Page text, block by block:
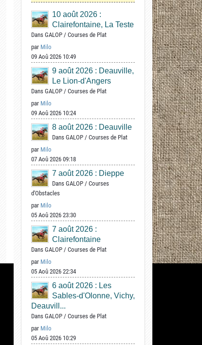
10 août 2026 :
Clairefontaine, La Teste
Dans GALOP / Courses de Plat
par Milo
09 Aoû 2026 10:49
9 août 2026 : Deauville,
Le Lion-d'Angers
Dans GALOP / Courses de Plat
par Milo
09 Aoû 2026 10:24
8 août 2026 : Deauville
Dans GALOP / Courses de Plat
par Milo
07 Aoû 2026 09:18
7 août 2026 : Dieppe
Dans GALOP / Courses
d'Obstacles
par Milo
05 Aoû 2026 23:30
7 août 2026 :
Clairefontaine
Dans GALOP / Courses de Plat
par Milo
05 Aoû 2026 22:34
6 août 2026 : Les
Sables-d'Olonne, Vichy,
Deauvill...
Dans GALOP / Courses de Plat
par Milo
05 Aoû 2026 10:29